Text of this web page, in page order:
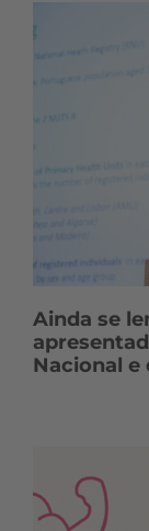
Ainda se
Nacional e